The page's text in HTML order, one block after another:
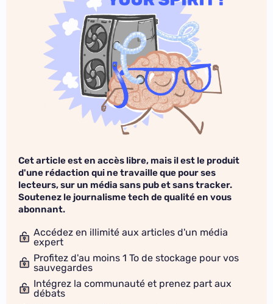
Cet article est en accès libre, mais il est le produit
d'une rédaction qui ne travaille que pour ses
lecteurs, sur un média sans pub et sans tracker.
Soutenez le journalisme tech de qualité en vous
abonnant.
Accédez en illimité aux articles d'un média
expert
Profitez d'au moins 1 To de stockage pour vos
sauvegardes
Intégrez la communauté et prenez part aux
débats